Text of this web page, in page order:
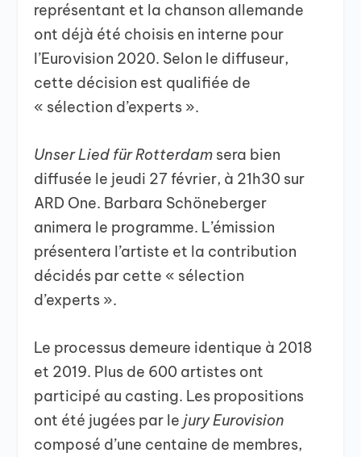
représentant et la chanson allemande
ont déjà été choisis en interne pour
l’Eurovision 2020. Selon le diffuseur,
cette décision est qualifiée de
« sélection d’experts ».
Unser Lied für Rotterdam sera bien
diffusée le jeudi 27 février, à 21h30 sur
ARD One. Barbara Schöneberger
animera le programme. L’émission
présentera l’artiste et la contribution
décidés par cette « sélection
d’experts ».
Le processus demeure identique à 2018
et 2019. Plus de 600 artistes ont
participé au casting. Les propositions
ont été jugées par le jury Eurovision
composé d’une centaine de membres,